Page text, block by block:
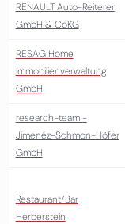
RENAULT Auto-Reiterer
GmbH & CoKG
RESAG Home
Immobilienverwaltung
GmbH
research-team -
Jimenéz-Schmon-Höfer
GmbH
Restaurant/Bar
Herberstein